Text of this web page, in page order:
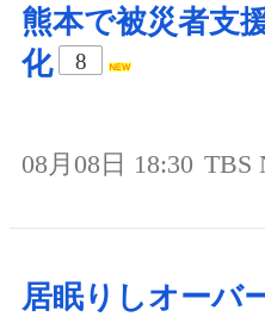
熊本で被災者支
化
8
08月08日 18:30 TBS
居眠りしオーバ